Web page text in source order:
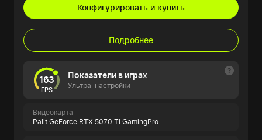
Конфигурировать и купить
Подробнее
163
FPS
Показатели в играх
Ультра-настройки
Видеокарта
Palit GeForce RTX 5070 Ti GamingPro